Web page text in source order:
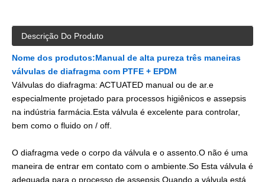
Descrição Do Produto
Nome dos produtos:Manual de alta pureza três maneiras
válvulas de diafragma com PTFE + EPDM
Válvulas do diafragma: ACTUATED manual ou de ar.e
especialmente projetado para processos higiênicos e assepsis
na indústria farmácia.Esta válvula é excelente para controlar,
bem como o fluido on / off.
O diafragma vede o corpo da válvula e o assento.O não é uma
maneira de entrar em contato com o ambiente.So Esta válvula é
adequada para o processo de assepsis.Quando a válvula está